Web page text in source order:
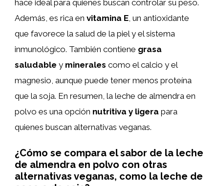
hace ideal para quienes buscan controlar su peso.
Además, es rica en vitamina E , un antioxidante
que favorece la salud de la piel y el sistema
inmunológico. También contiene grasa
saludable y minerales como el calcio y el
magnesio, aunque puede tener menos proteína
que la soja. En resumen, la leche de almendra en
polvo es una opción nutritiva y ligera para
quienes buscan alternativas veganas.
¿Cómo se compara el sabor de la leche
de almendra en polvo con otras
alternativas veganas, como la leche de